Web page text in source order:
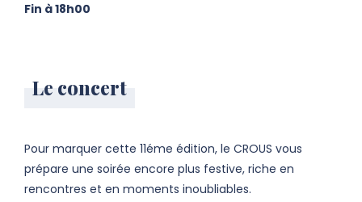
Fin à 18h00
Le concert
Pour marquer cette 11éme édition, le CROUS vous
prépare une soirée encore plus festive, riche en
rencontres et en moments inoubliables.